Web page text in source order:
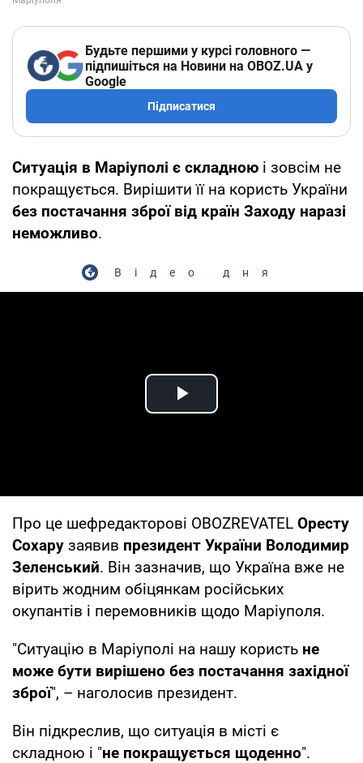
Будьте першими у курсі головного —
підпишіться на Новини на OBOZ.UA у
Google
Підписатися
Ситуація в Маріуполі є складною і зовсім не
покращується. Вирішити її на користь України
без постачання зброї від країн Заходу наразі
неможливо.
Відео дня
Play Video
Про це шефредакторові OBOZREVATEL Оресту
Сохару заявив президент України Володимир
Зеленський. Він зазначив, що Україна вже не
вірить жодним обіцянкам російських
окупантів і перемовників щодо Маріуполя.
"Ситуацію в Маріуполі на нашу користь не
може бути вирішено без постачання західної
зброї", – наголосив президент.
Він підкреслив, що ситуація в місті є
складною і "не покращується щоденно".